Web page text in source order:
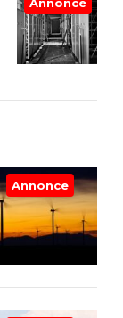
Annonce
Annonce